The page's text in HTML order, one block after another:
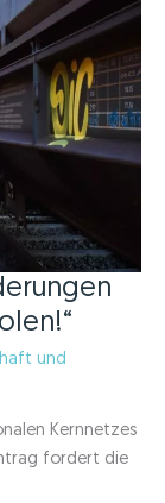
und
Kernnetzes
fordert die